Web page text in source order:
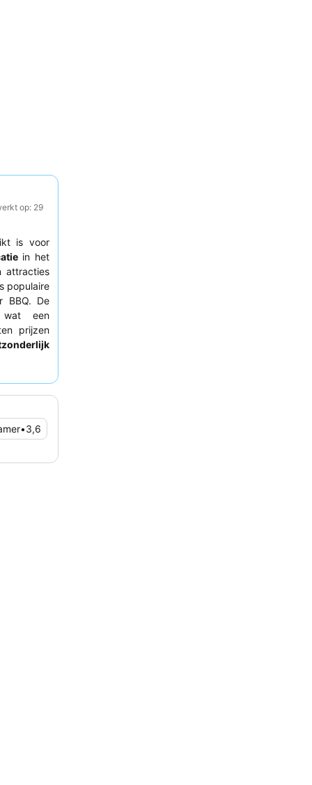
op: 29
is voor
in het
attracties
populaire
BBQ. De
een
prijzen
die niet
•3,6